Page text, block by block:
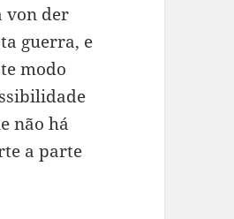
von der
guerra, e
modo
não há
a parte